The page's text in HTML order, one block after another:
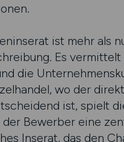
ist mehr als
Es vermittelt
die
wo der
ist, spielt
Bewerber eine
Inserat, das den